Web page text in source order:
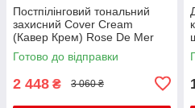
Постпілінговий тональний
захисний Cover Cream
(Кавер Крем) Rose De Mer
Post Peeling 20 мл
Готово до відправки
2 448 ₴ 3 060 ₴